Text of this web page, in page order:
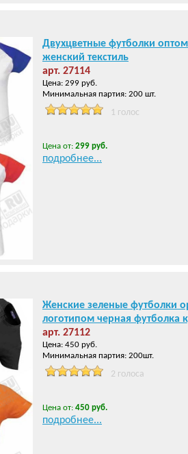
Двухцветные футболки
женский текстиль
арт. 27114
Цена: 299 руб.
Минимальная партия: 200 шт.
1 голос
Цена от: 299 руб.
подробнее...
Женские зеленые футболки
логотипом черная футболка
арт. 27112
Цена: 450 руб.
Минимальная партия: 200шт.
2 голоса
Цена от: 450 руб.
подробнее...